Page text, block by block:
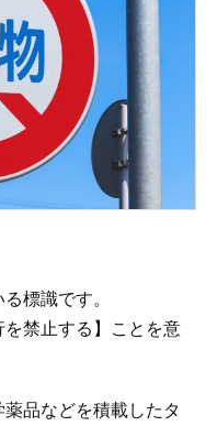
標識です。
禁止する】ことを意
品などを積載したタ